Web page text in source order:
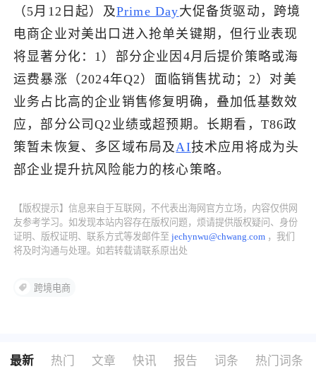
跨境报告
出海导航
出海交流群
了解出海网
（5月12日起）及Prime Day大促备货驱动，跨境
电商企业对美出口进入抢单关键期，但行业表现
将显著分化：1）部分企业因4月后提价策略或海
运费暴涨（2024年Q2）面临销售扰动；2）对美
业务占比高的企业销售修复明确，叠加低基数效
应，部分公司Q2业绩或超预期。长期看，T86政
策暂未恢复、多区域布局及AI技术应用将成为头
部企业提升抗风险能力的核心策略。
【版权提示】信息来自于互联网，不代表出海网官方立场，内容仅供网
友参考学习。如发现本站内容存在版权问题，烦请提供版权疑问、身份
证明、版权证明、联系方式等发邮件至jechynwu@chwang.com ，我们
将及时沟通与处理。如若转载请联系原出处
跨境电商
最新 热门 文章 快讯 报告 词条 热门词条